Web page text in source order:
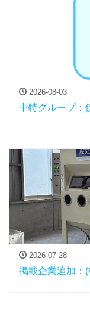
2026-08-03
中特グループ：
2026-07-28
掲載企業追加：